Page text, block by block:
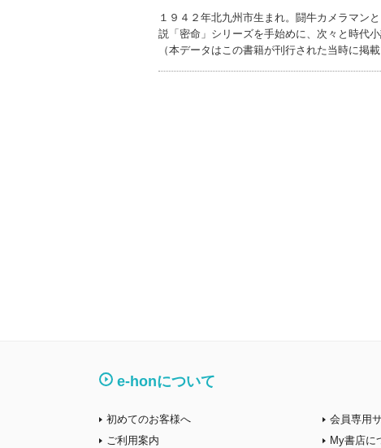
１９４２年北九州市生まれ。闘牛カメラマン
説「密命」シリーズを手始めに、次々と時代
（本データはこの書籍が刊行された当時に掲
e-honについて
初めてのお客様へ
ご利用案内
会員専用
My書店に